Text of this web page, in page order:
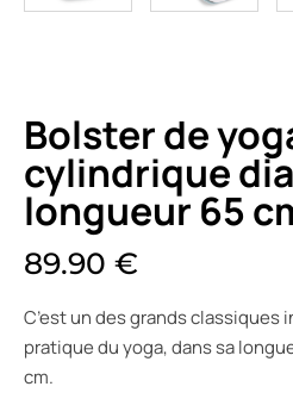
Bolster de
cylindrique
longueur 65
89.90 €
C’est un des grands classiques
pratique du yoga, dans sa
cm.